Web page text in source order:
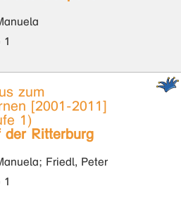
1
zum
[2001-2011]
1)
der Ritterburg
Friedl, Peter
1